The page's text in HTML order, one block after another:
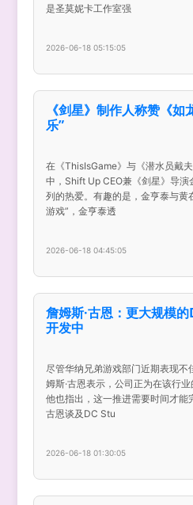
是圣莫妮卡工作室强
2026-06-18 05:15:05
《剑星》制作人称赞《
乐”
在《ThisIsGame》与《潜水员戴
中，Shift Up CEO兼《剑星》导演
列的热爱。有趣的是，金亨泰与黄
游戏”，金亨泰透
2026-06-18 04:45:05
詹姆斯·古恩：更大规模
开发中
尽管华纳兄弟游戏部门近期表现
姆斯·古恩表示，公司正为在该行
他也指出，这一推进需要时间才能
古恩谈及DC Stu
2026-06-18 01:30:05